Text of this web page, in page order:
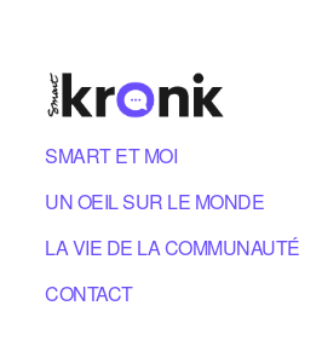
SMART ET MOI
UN OEIL SUR LE MONDE
LA VIE DE LA COMMUNAUTÉ
CONTACT